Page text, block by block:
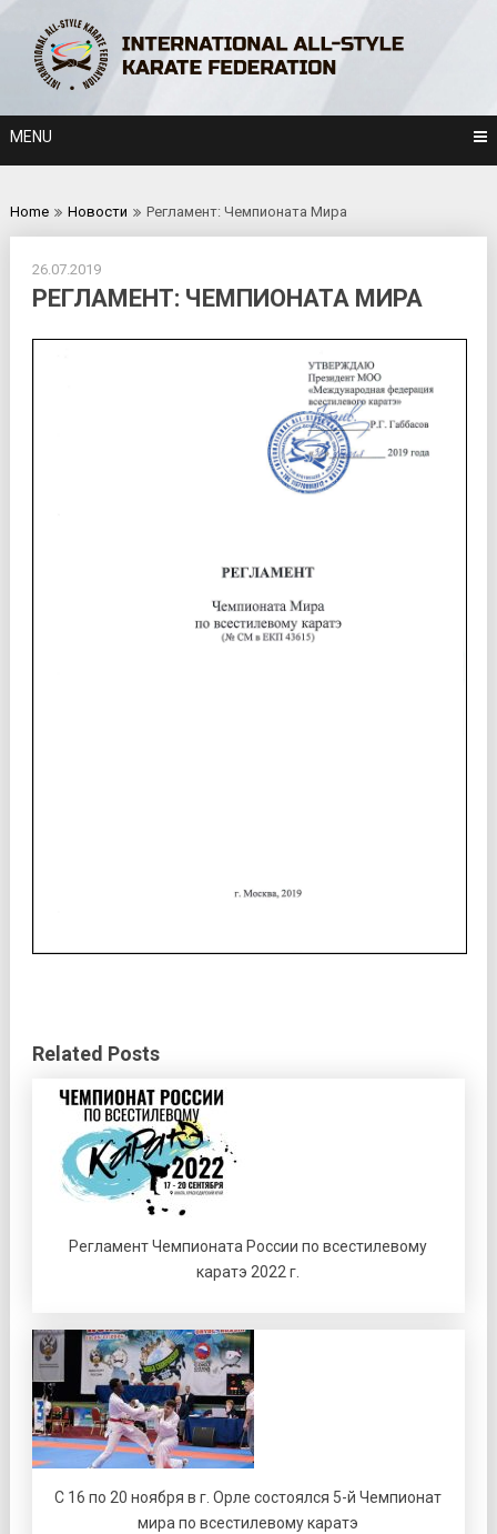
content
MENU
Home Новости Регламент: Чемпионата Мира
26.07.2019
РЕГЛАМЕНТ: ЧЕМПИОНАТА МИРА
Related Posts
Регламент Чемпионата России по всестилевому
каратэ 2022 г.
С 16 по 20 ноября в г. Орле состоялся 5-й Чемпионат
мира по всестилевому каратэ